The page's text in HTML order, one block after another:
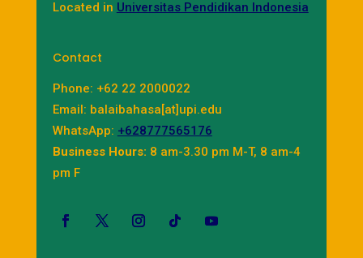
Located in Universitas Pendidikan Indonesia
Contact
Phone: +62 22 2000022
Email: balaibahasa[at]upi.edu
WhatsApp: +628777565176
Business Hours: 8 am-3.30 pm M-T, 8 am-4
pm F